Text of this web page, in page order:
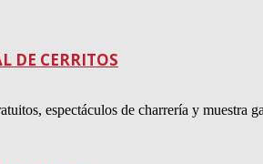
DE CERRITOS
espectáculos de charrería y muestra